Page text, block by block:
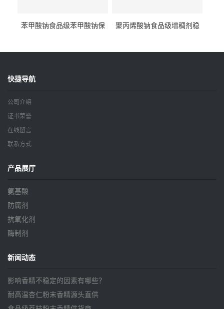
苯甲酸钠食品级苯甲酸钠保
聚丙烯酸钠食品级增稠剂稳
快捷导航
公司介绍
证书荣誉
在线留言
联系方式
产品展厅
氨基酸
防腐剂
抗氧化剂
酶制剂
新闻动态
影响香精不稳定的因素有哪些？
耐高温杏仁粉末香精源头直供